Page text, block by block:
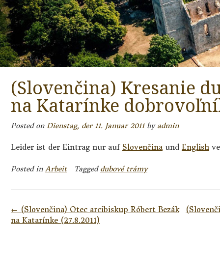
(Slovenčina) Kresanie
na Katarínke
Posted on Dienstag, der 11. Januar 2011by admin
Leider ist der Eintrag nur auf Slovenčina und English
Posted inArbeit Tagged dubové trámy
Post
navigation
← (Slovenčina) Otec arcibiskup Róbert Bezák
na Katarínke (27.8.2011)